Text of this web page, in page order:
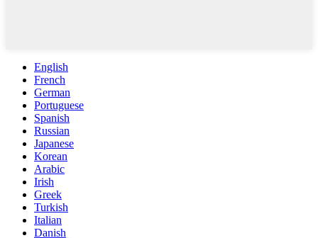
English
French
German
Portuguese
Spanish
Russian
Japanese
Korean
Arabic
Irish
Greek
Turkish
Italian
Danish